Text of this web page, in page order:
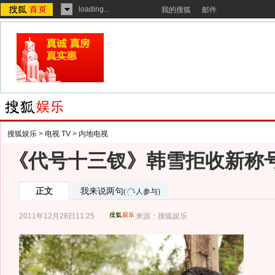
loading... 我的搜狐 邮件
搜狐娱乐 > 电视 TV > 内地电视
《代号十三钗》韩雪拒收新称
正文 我来说两句( 人参与)
2011年12月28日11:25 来源：搜狐娱乐